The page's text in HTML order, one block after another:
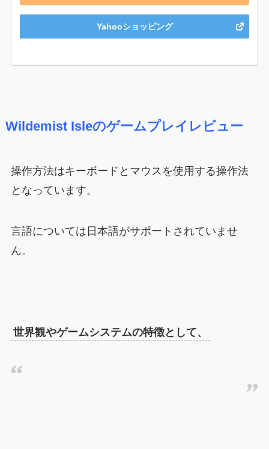
Yahooショッピング
Wildemist Isleのゲームプレイレビュー
操作方法はキーボードとマウスを使用する操作法
となっています。
言語については日本語がサポートされていませ
ん。
世界観やゲームシステムの特徴として、